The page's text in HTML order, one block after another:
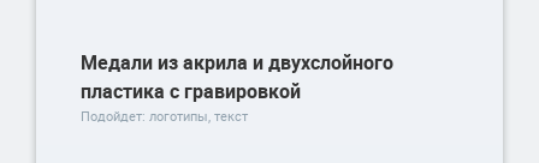
Медали из акрила и двухслойного
пластика с гравировкой
Подойдет: логотипы, текст